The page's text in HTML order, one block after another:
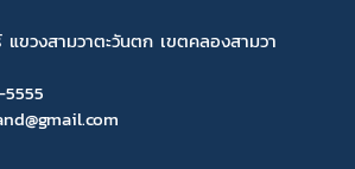
ขวงสามวาตะวันตก เขตคลองสามวา